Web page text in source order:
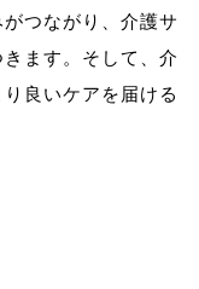
つながり、介護サ
ます。そして、介
良いケアを届ける